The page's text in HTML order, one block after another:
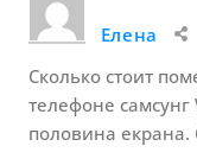
Елена
Сколько стоит
телефоне
половина